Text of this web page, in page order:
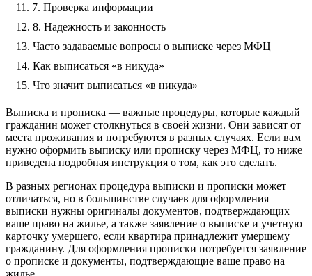
7. Проверка информации
8. Надежность и законность
Часто задаваемые вопросы о выписке через МФЦ
Как выписаться «в никуда»
Что значит выписаться «в никуда»
Выписка и прописка — важные процедуры, которые каждый
гражданин может столкнуться в своей жизни. Они зависят от
места проживания и потребуются в разных случаях. Если вам
нужно оформить выписку или прописку через МФЦ, то ниже
приведена подробная инструкция о том, как это сделать.
В разных регионах процедура выписки и прописки может
отличаться, но в большинстве случаев для оформления
выписки нужны оригиналы документов, подтверждающих
ваше право на жилье, а также заявление о выписке и учетную
карточку умершего, если квартира принадлежит умершему
гражданину. Для оформления прописки потребуется заявление
о прописке и документы, подтверждающие ваше право на
жилье.